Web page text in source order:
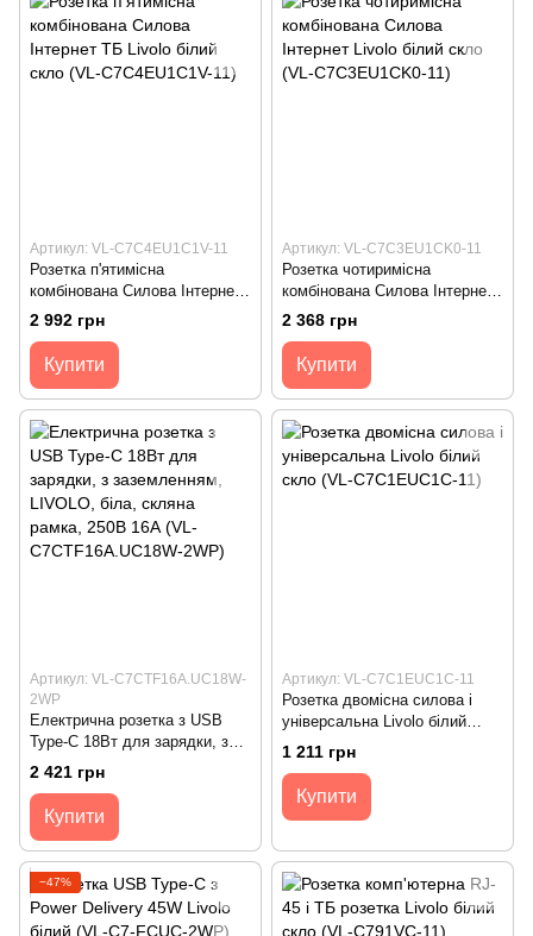
Артикул: VL-C7C4EU1C1V-11
Розетка п'ятимісна
комбінована Силова Інтернет
ТБ Livolo білий скло (VL-
C7C4EU1C1V-11)
2 992 грн
Купити
Артикул: VL-C7C3EU1CK0-11
Розетка чотиримісна
комбінована Силова Інтернет
Livolo білий скло (VL-
C7C3EU1CK0-11)
2 368 грн
Купити
Артикул: VL-C7CTF16A.UC18W-
2WP
Електрична розетка з USB
Type-C 18Вт для зарядки, з
заземленням, LIVOLO, біла,
скляна рамка, 250В 16А (VL-
C7CTF16A.UC18W-2WP)
2 421 грн
Купити
Артикул: VL-C7C1EUC1C-11
Розетка двомісна силова і
універсальна Livolo білий
скло (VL-C7C1EUC1C-11)
1 211 грн
Купити
−47%